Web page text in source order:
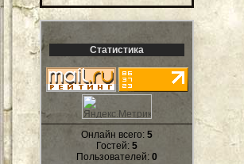
Статистика
Онлайн всего: 5
Гостей: 5
Пользователей: 0